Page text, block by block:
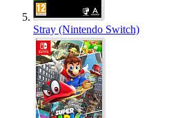
Stray (Nintendo Switch)